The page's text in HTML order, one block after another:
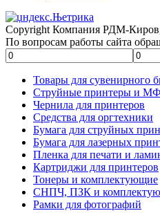
Copyright Компания РДМ-
По вопросам работы сайта
Товары для сувенирного
Струйные принтеры и
Чернила для принтеров
Средства для оргтехники
Бумага для струйных
Бумага для лазерных
Пленка для печати и
Картриджи для принтеров
Тонеры и комплектующие
СНПЧ, ПЗК и
Рамки для фотографий